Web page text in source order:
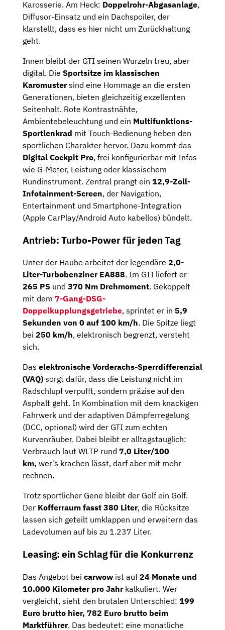
Karosserie. Am Heck: Doppelrohr-Abgasanlage,
Diffusor-Einsatz und ein Dachspoiler, der
klarstellt, dass es hier nicht um Zurückhaltung
geht.
Innen bleibt der GTI seinen Wurzeln treu, aber
digital. Die Sportsitze im klassischen
Karomustersind eine Hommage an die ersten
Generationen, bieten gleichzeitig exzellenten
Seitenhalt. Rote Kontrastnähte,
Ambientebeleuchtung und ein Multifunktions-
Sportlenkrad mit Touch-Bedienung heben den
sportlichen Charakter hervor. Dazu kommt das
Digital Cockpit Pro, frei konfigurierbar mit Infos
wie G-Meter, Leistung oder klassischem
Rundinstrument. Zentral prangt ein 12,9-Zoll-
Infotainment-Screen, der Navigation,
Entertainment und Smartphone-Integration
(Apple CarPlay/Android Auto kabellos) bündelt.
Antrieb: Turbo-Power für jeden Tag
Unter der Haube arbeitet der legendäre 2,0-
Liter-Turbobenziner EA888. Im GTI liefert er
265 PS und 370 Nm Drehmoment. Gekoppelt
mit dem 7-Gang-DSG-
Doppelkupplungsgetriebe, sprintet er in 5,9
Sekunden von 0 auf 100 km/h. Die Spitze liegt
bei 250 km/h, elektronisch begrenzt, versteht
sich.
Das elektronische Vorderachs-Sperrdifferenzial
(VAQ) sorgt dafür, dass die Leistung nicht im
Radschlupf verpufft, sondern präzise auf den
Asphalt geht. In Kombination mit dem knackigen
Fahrwerk und der adaptiven Dämpferregelung
(DCC, optional) wird der GTI zum echten
Kurvenräuber. Dabei bleibt er alltagstauglich:
Verbrauch laut WLTP rund 7,0 Liter/100
km, wer’s krachen lässt, darf aber mit mehr
rechnen.
Trotz sportlicher Gene bleibt der Golf ein Golf.
Der Kofferraum fasst 380 Liter, die Rücksitze
lassen sich geteilt umklappen und erweitern das
Ladevolumen auf bis zu 1.237 Liter.
Leasing: ein Schlag für die Konkurrenz
Das Angebot bei carwow ist auf 24 Monate und
10.000 Kilometer pro Jahrkalkuliert. Wer
vergleicht, sieht den brutalen Unterschied: 199
Euro brutto hier, 782 Euro brutto beim
Marktführer. Das bedeutet: eine monatliche